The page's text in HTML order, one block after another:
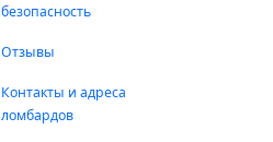
безопасность
Отзывы
Контакты и адреса
ломбардов